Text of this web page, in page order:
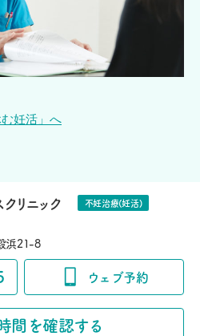
む妊活」へ
リニック 不妊治療(妊活)
浜21-8
ウェブ予約
間を確認する